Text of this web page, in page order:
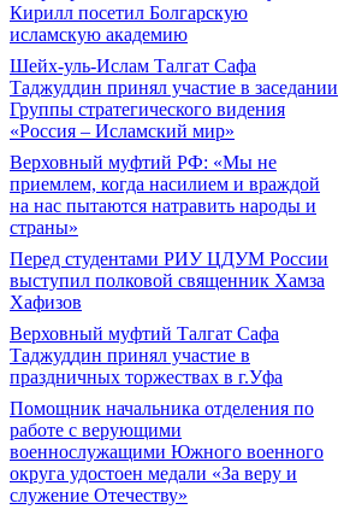
Кирилл посетил Болгарскую
исламскую академию
Шейх-уль-Ислам Талгат Сафа
Таджуддин принял участие в заседании
Группы стратегического видения
«Россия – Исламский мир»
Верховный муфтий РФ: «Мы не
приемлем, когда насилием и враждой
на нас пытаются натравить народы и
страны»
Перед студентами РИУ ЦДУМ России
выступил полковой священник Хамза
Хафизов
Верховный муфтий Талгат Сафа
Таджуддин принял участие в
праздничных торжествах в г.Уфа
Помощник начальника отделения по
работе с верующими
военнослужащими Южного военного
округа удостоен медали «За веру и
служение Отечеству»